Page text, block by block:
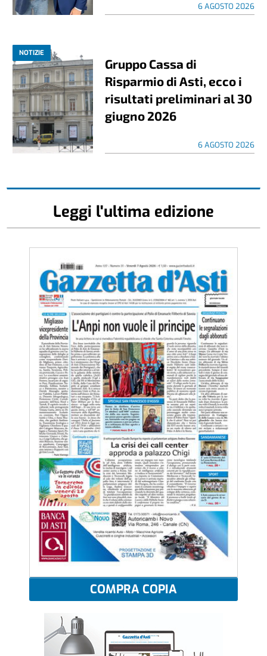
6 AGOSTO 2026
NOTIZIE
Gruppo Cassa di
Risparmio di Asti, ecco i
risultati preliminari al 30
giugno 2026
6 AGOSTO 2026
Leggi l'ultima edizione
COMPRA COPIA